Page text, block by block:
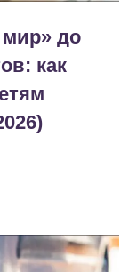
мир» до
как